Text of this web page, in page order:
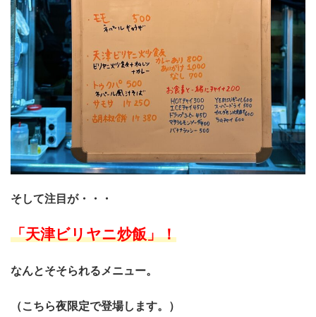
そして注目が・・・
「天津ビリヤニ炒飯」！
なんとそそられるメニュー。
（こちら夜限定で登場します。）